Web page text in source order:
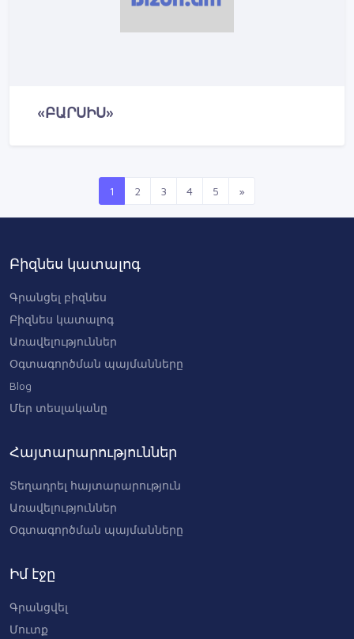
«ԲԱՐՍԻՍ»
1 2 3 4 5 »
Բիզնես կատալոգ
Գրանցել բիզնես
Բիզնես կատալոգ
Առավելություններ
Օգտագործման պայմանները
Blog
Մեր տեսլականը
Հայտարարություններ
Տեղադրել հայտարարություն
Առավելություններ
Օգտագործման պայմանները
Իմ էջը
Գրանցվել
Մուտք